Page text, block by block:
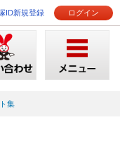
ID新規登録 ログイン
集